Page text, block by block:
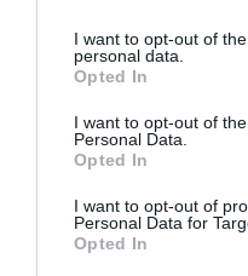
I want to opt-out of
personal data.
Opted In
I want to opt-out of
Personal Data.
Opted In
I want to opt-out of
Personal Data for
Opted In